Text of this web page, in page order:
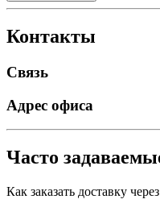
Контакты
Связь
Адрес офиса
Часто
Как заказать доставку